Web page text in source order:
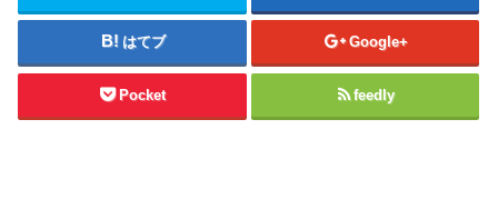
はてブ Google+
Pocket feedly